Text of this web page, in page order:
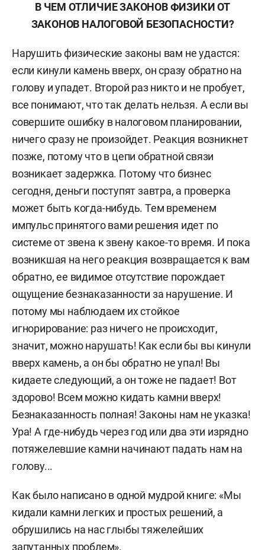
В ЧЕМ ОТЛИЧИЕ ЗАКОНОВ ФИЗИКИ ОТ
ЗАКОНОВ НАЛОГОВОЙ БЕЗОПАСНОСТИ?
Нарушить физические законы вам не удастся:
если кинули камень вверх, он сразу обратно на
голову и упадет. Второй раз никто и не пробует,
все понимают, что так делать нельзя. А если вы
совершите ошибку в налоговом планировании,
ничего сразу не произойдет. Реакция возникнет
позже, потому что в цепи обратной связи
возникает задержка. Потому что бизнес
сегодня, деньги поступят завтра, а проверка
может быть когда-нибудь. Тем временем
импульс принятого вами решения идет по
системе от звена к звену какое-то время. И пока
возникшая на него реакция возвращается к вам
обратно, ее видимое отсутствие порождает
ощущение безнаказанности за нарушение. И
потому мы наблюдаем их стойкое
игнорирование: раз ничего не происходит,
значит, можно нарушать! Как если бы вы кинули
вверх камень, а он бы обратно не упал! Вы
кидаете следующий, а он тоже не падает! Вот
здорово! Всем можно кидать камни вверх!
Безнаказанность полная! Законы нам не указка!
Ура! А где-нибудь через год или два эти изрядно
потяжелевшие камни начинают падать нам на
голову...
Как было написано в одной мудрой книге: «Мы
кидали камни легких и простых решений, а
обрушились на нас глыбы тяжелейших
запутанных проблем».